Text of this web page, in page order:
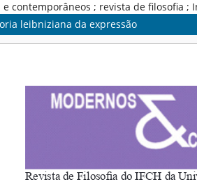
contemporâneos ; revista de filosofia
leibniziana da expressão